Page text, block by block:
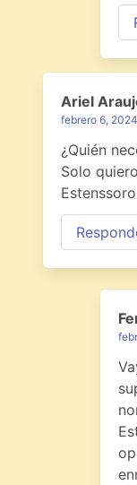
Ariel
febrero 6,
¿Quién
Solo